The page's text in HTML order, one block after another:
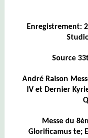
Enregistrement:
Source
André Raison
IV et Dernier
Messe du
Glorificamus te;